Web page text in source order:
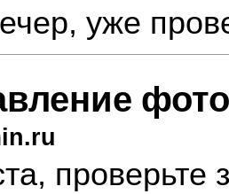
уже
проверьте